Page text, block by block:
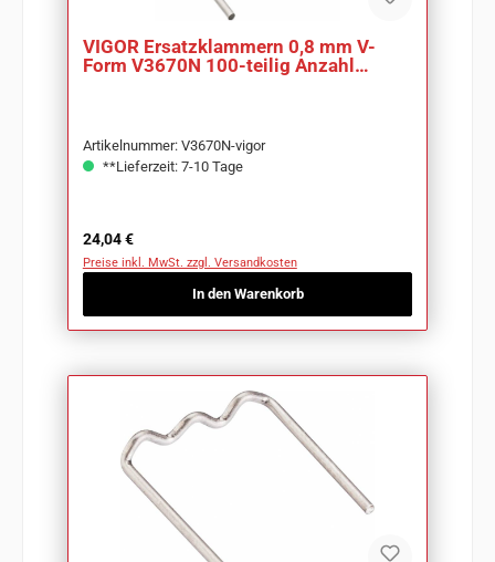
VIGOR Ersatzklammern 0,8 mm V-
Form V3670N 100-teilig Anzahl
Artikelnummer: V3670N-vigor
**Lieferzeit: 7-10 Tage
Regulärer Preis:
24,04 €
Preise inkl. MwSt. zzgl. Versandkosten
In den Warenkorb